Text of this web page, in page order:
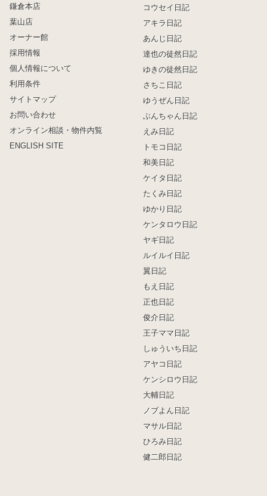
鎌倉本店
葉山店
オーナー館
採用情報
個人情報について
利用条件
サイトマップ
お問い合わせ
オンライン相談・物件内覧
ENGLISH SITE
コウセイ日記
アキラ日記
あんじ日記
達也の徒然日記
ゆきの徒然日記
さちこ日記
ゆうぜん日記
ぶんちゃん日記
えみ日記
トモコ日記
和美日記
ケイタ日記
たくみ日記
ゆかり日記
ケンタロウ日記
ヤギ日記
ルイルイ日記
翼日記
もえ日記
正也日記
俊介日記
王子ママ日記
しゅういち日記
アヤコ日記
ケンシロウ日記
大輔日記
ノブよん日記
マサル日記
ひろみ日記
健二郎日記